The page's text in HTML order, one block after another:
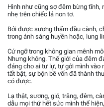
Hình như cũng sợ đêm bừng tĩnh,
nhẹ trên chiếc lá non tơ.
Bởi được sương thấm đầu cành,
trong ánh sáng huyền hoặc, lung
Cứ ngỡ trong không gian mênh
Nhưng không. Thế giới của đêm
đáng cho ai tư lự, tự gởi mình
tất bật, sự bộn bề vốn đã thành
có được.
Lạ thật, sương, gió, trăng, đêm,
dẫu mọi thứ hết sức mình thể